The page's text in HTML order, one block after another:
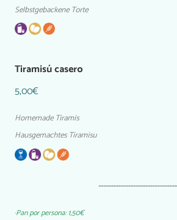
Selbstgebackene Torte
Tiramisú casero
5,00€
Homemade Tiramis
Hausgemachtes Tiramisu
--------------------------------
·Pan por persona: 1,50€